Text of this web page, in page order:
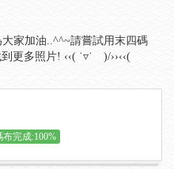
家加油..^^~請嘗試用末四碼
更多照片! ‹‹( ˙▿˙ )/››‹‹(
布完成:100%